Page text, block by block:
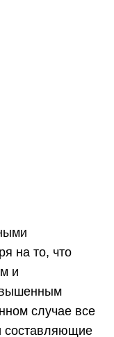
на то, что
и
случае все
составляющие